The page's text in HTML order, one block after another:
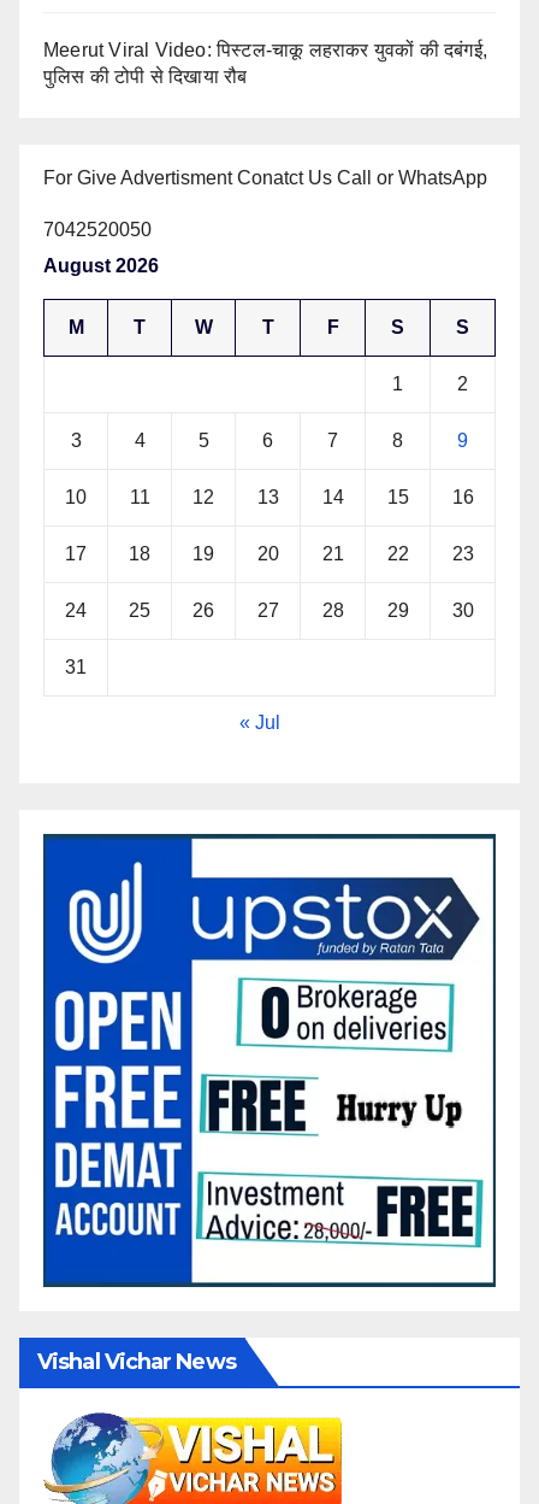
Meerut Viral Video: पिस्टल-चाकू लहराकर युवकों की दबंगई,
पुलिस की टोपी से दिखाया रौब
For Give Advertisment Conatct Us Call or WhatsApp
7042520050
August 2026
M T W T F S S
1 2
3 4 5 6 7 8 9
10 11 12 13 14 15 16
17 18 19 20 21 22 23
24 25 26 27 28 29 30
31
« Jul
Vishal Vichar News